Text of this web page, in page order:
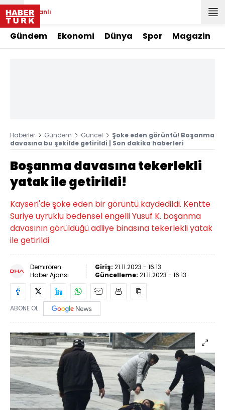
Canlı
Gündem Ekonomi Dünya Spor Magazin
Haberler Gündem Güncel
Şoke eden görüntü! Boşanma
davasına bu şekilde getirildi | Son dakika haberleri
Boşanma davasına tekerlekli
yatak ile getirildi!
Kayseri'de şoke eden bir görüntü kaydedildi. Kentte
Suriye uyruklu bedensel engelli Yusuf K. boşanma
davasının görüldüğü adliye binasına tekerlekli yatak
ile getirildi
Demirören
Haber Ajansı
Giriş: 21.11.2023 - 16:13
Güncelleme: 21.11.2023 - 16:13
ABONE OL